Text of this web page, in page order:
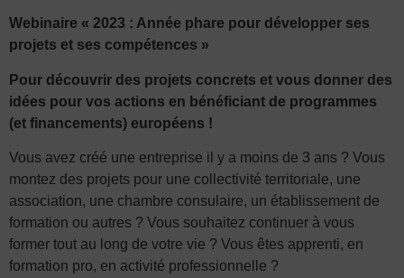
Webinaire « 2023 : Année phare pour développer ses
projets et ses compétences »
Pour découvrir des projets concrets et vous donner des
idées pour vos actions en bénéficiant de programmes
(et financements) européens !
Vous avez créé une entreprise il y a moins de 3 ans ? Vous
montez des projets pour une collectivité territoriale, une
association, une chambre consulaire, un établissement de
formation ou autres ? Vous souhaitez continuer à vous
former tout au long de votre vie ? Vous êtes apprenti, en
formation pro, en activité professionnelle ?